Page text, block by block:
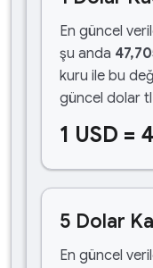
En güncel
şu anda
kuru ile bu
güncel dolar tl
1 USD =
5 Dolar
En güncel